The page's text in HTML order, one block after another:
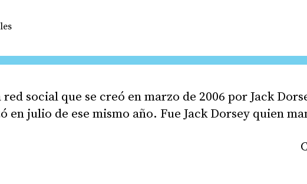
social que se creó en marzo de 2006 por Jack
en julio de ese mismo año. Fue Jack Dorsey quien